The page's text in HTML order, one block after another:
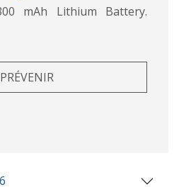
mAh Lithium Battery.
PRÉVENIR